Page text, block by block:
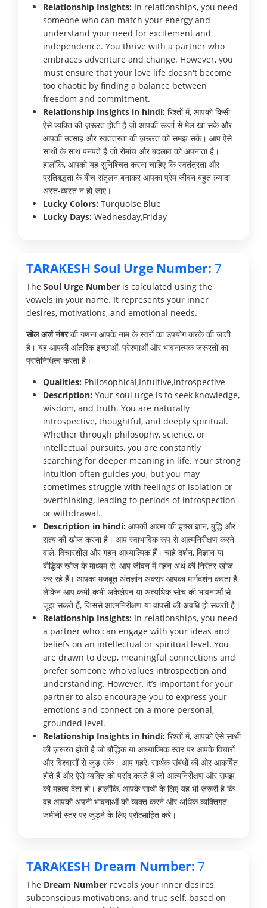
Relationship Insights: In relationships, you need
someone who can match your energy and
understand your need for excitement and
independence. You thrive with a partner who
embraces adventure and change. However, you
must ensure that your love life doesn't become
too chaotic by finding a balance between
freedom and commitment.
Relationship Insights in hindi: रिश्तों में, आपको किसी
ऐसे व्यक्ति की ज़रूरत होती है जो आपकी ऊर्जा से मेल खा सके और
आपकी उत्साह और स्वतंत्रता की ज़रूरत को समझ सके। आप ऐसे
साथी के साथ पनपते हैं जो रोमांच और बदलाव को अपनाता है।
हालाँकि, आपको यह सुनिश्चित करना चाहिए कि स्वतंत्रता और
प्रतिबद्धता के बीच संतुलन बनाकर आपका प्रेम जीवन बहुत ज़्यादा
अस्त-व्यस्त न हो जाए।
Lucky Colors: Turquoise,Blue
Lucky Days: Wednesday,Friday
TARAKESH Soul Urge Number: 7
The Soul Urge Number is calculated using the
vowels in your name. It represents your inner
desires, motivations, and emotional needs.
सोल अर्ज नंबरकी गणना आपके नाम के स्वरों का उपयोग करके की जाती
है। यह आपकी आंतरिक इच्छाओं, प्रेरणाओं और भावनात्मक जरूरतों का
प्रतिनिधित्व करता है।
Qualities: Philosophical,Intuitive,Introspective
Description: Your soul urge is to seek knowledge,
wisdom, and truth. You are naturally
introspective, thoughtful, and deeply spiritual.
Whether through philosophy, science, or
intellectual pursuits, you are constantly
searching for deeper meaning in life. Your strong
intuition often guides you, but you may
sometimes struggle with feelings of isolation or
overthinking, leading to periods of introspection
or withdrawal.
Description in hindi: आपकी आत्मा की इच्छा ज्ञान, बुद्धि और
सत्य की खोज करना है। आप स्वाभाविक रूप से आत्मनिरीक्षण करने
वाले, विचारशील और गहन आध्यात्मिक हैं। चाहे दर्शन, विज्ञान या
बौद्धिक खोज के माध्यम से, आप जीवन में गहन अर्थ की निरंतर खोज
कर रहे हैं। आपका मजबूत अंतर्ज्ञान अक्सर आपका मार्गदर्शन करता है,
लेकिन आप कभी-कभी अकेलेपन या अत्यधिक सोच की भावनाओं से
जूझ सकते हैं, जिससे आत्मनिरीक्षण या वापसी की अवधि हो सकती है।
Relationship Insights: In relationships, you need
a partner who can engage with your ideas and
beliefs on an intellectual or spiritual level. You
are drawn to deep, meaningful connections and
prefer someone who values introspection and
understanding. However, it’s important for your
partner to also encourage you to express your
emotions and connect on a more personal,
grounded level.
Relationship Insights in hindi: रिश्तों में, आपको ऐसे साथी
की ज़रूरत होती है जो बौद्धिक या आध्यात्मिक स्तर पर आपके विचारों
और विश्वासों से जुड़ सके। आप गहरे, सार्थक संबंधों की ओर आकर्षित
होते हैं और ऐसे व्यक्ति को पसंद करते हैं जो आत्मनिरीक्षण और समझ
को महत्व देता हो। हालाँकि, आपके साथी के लिए यह भी ज़रूरी है कि
वह आपको अपनी भावनाओं को व्यक्त करने और अधिक व्यक्तिगत,
जमीनी स्तर पर जुड़ने के लिए प्रोत्साहित करे।
TARAKESH Dream Number: 7
The Dream Number reveals your inner desires,
subconscious motivations, and true self, based on